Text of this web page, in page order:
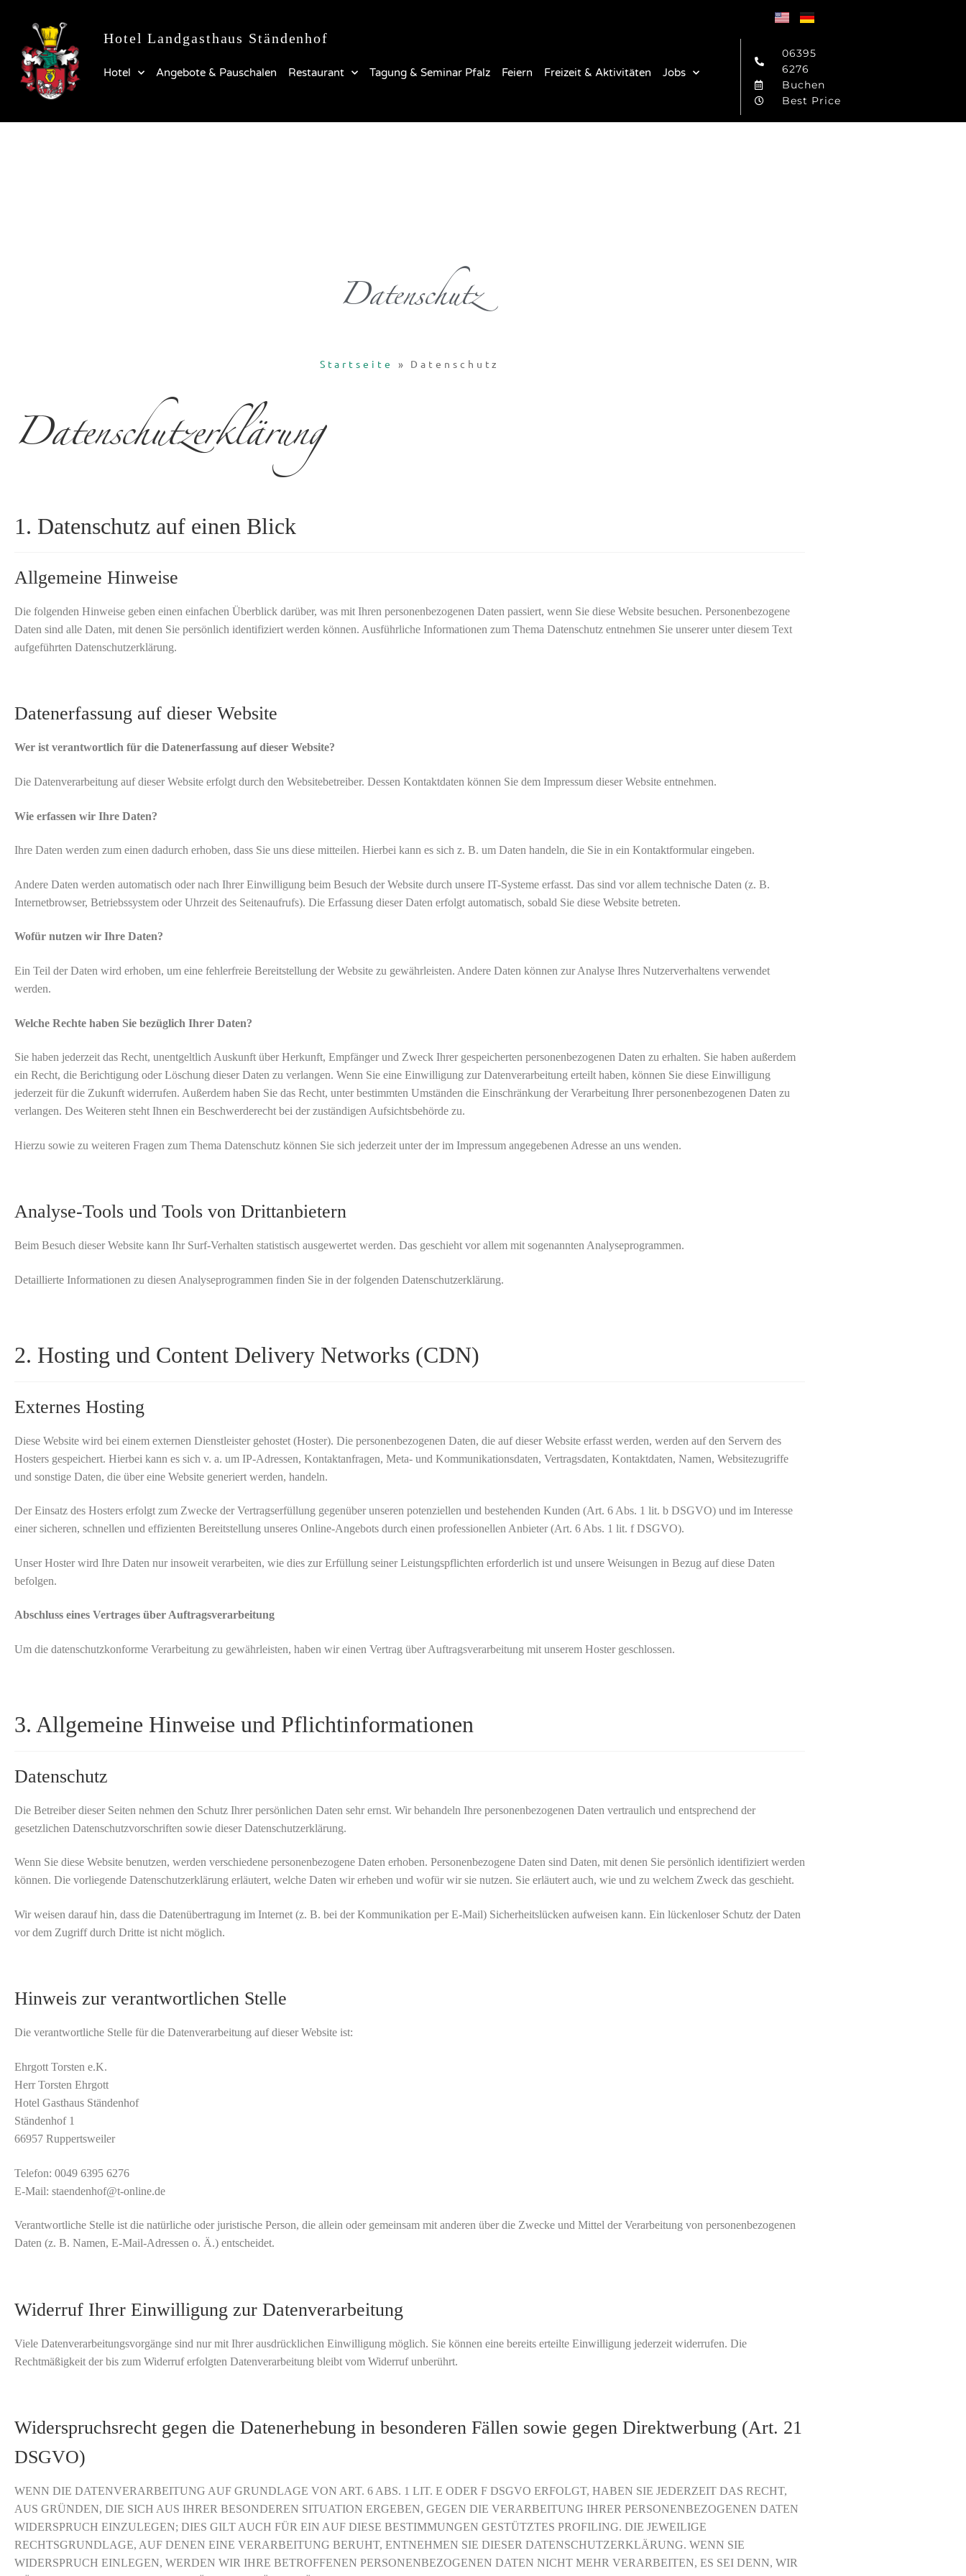
Hotel Landgasthaus Ständenhof
Hotel Angebote & Pauschalen Restaurant Tagung & Seminar Pfalz Feiern Freizeit & Aktivitäten Jobs
06395
6276
Buchen
Best Price
Datenschutz
Startseite » Datenschutz
Datenschutz­erklärung
1. Datenschutz auf einen Blick
Allgemeine Hinweise
Die folgenden Hinweise geben einen einfachen Überblick darüber, was mit Ihren personenbezogenen Daten passiert, wenn Sie diese Website besuchen. Personenbezogene
Daten sind alle Daten, mit denen Sie persönlich identifiziert werden können. Ausführliche Informationen zum Thema Datenschutz entnehmen Sie unserer unter diesem Text
aufgeführten Datenschutzerklärung.
Datenerfassung auf dieser Website
Wer ist verantwortlich für die Datenerfassung auf dieser Website?
Die Datenverarbeitung auf dieser Website erfolgt durch den Websitebetreiber. Dessen Kontaktdaten können Sie dem Impressum dieser Website entnehmen.
Wie erfassen wir Ihre Daten?
Ihre Daten werden zum einen dadurch erhoben, dass Sie uns diese mitteilen. Hierbei kann es sich z. B. um Daten handeln, die Sie in ein Kontaktformular eingeben.
Andere Daten werden automatisch oder nach Ihrer Einwilligung beim Besuch der Website durch unsere IT-Systeme erfasst. Das sind vor allem technische Daten (z. B.
Internetbrowser, Betriebssystem oder Uhrzeit des Seitenaufrufs). Die Erfassung dieser Daten erfolgt automatisch, sobald Sie diese Website betreten.
Wofür nutzen wir Ihre Daten?
Ein Teil der Daten wird erhoben, um eine fehlerfreie Bereitstellung der Website zu gewährleisten. Andere Daten können zur Analyse Ihres Nutzerverhaltens verwendet
werden.
Welche Rechte haben Sie bezüglich Ihrer Daten?
Sie haben jederzeit das Recht, unentgeltlich Auskunft über Herkunft, Empfänger und Zweck Ihrer gespeicherten personenbezogenen Daten zu erhalten. Sie haben außerdem
ein Recht, die Berichtigung oder Löschung dieser Daten zu verlangen. Wenn Sie eine Einwilligung zur Datenverarbeitung erteilt haben, können Sie diese Einwilligung
jederzeit für die Zukunft widerrufen. Außerdem haben Sie das Recht, unter bestimmten Umständen die Einschränkung der Verarbeitung Ihrer personenbezogenen Daten zu
verlangen. Des Weiteren steht Ihnen ein Beschwerderecht bei der zuständigen Aufsichtsbehörde zu.
Hierzu sowie zu weiteren Fragen zum Thema Datenschutz können Sie sich jederzeit unter der im Impressum angegebenen Adresse an uns wenden.
Analyse-Tools und Tools von Dritt­anbietern
Beim Besuch dieser Website kann Ihr Surf-Verhalten statistisch ausgewertet werden. Das geschieht vor allem mit sogenannten Analyseprogrammen.
Detaillierte Informationen zu diesen Analyseprogrammen finden Sie in der folgenden Datenschutzerklärung.
2. Hosting und Content Delivery Networks (CDN)
Externes Hosting
Diese Website wird bei einem externen Dienstleister gehostet (Hoster). Die personenbezogenen Daten, die auf dieser Website erfasst werden, werden auf den Servern des
Hosters gespeichert. Hierbei kann es sich v. a. um IP-Adressen, Kontaktanfragen, Meta- und Kommunikationsdaten, Vertragsdaten, Kontaktdaten, Namen, Websitezugriffe
und sonstige Daten, die über eine Website generiert werden, handeln.
Der Einsatz des Hosters erfolgt zum Zwecke der Vertragserfüllung gegenüber unseren potenziellen und bestehenden Kunden (Art. 6 Abs. 1 lit. b DSGVO) und im Interesse
einer sicheren, schnellen und effizienten Bereitstellung unseres Online-Angebots durch einen professionellen Anbieter (Art. 6 Abs. 1 lit. f DSGVO).
Unser Hoster wird Ihre Daten nur insoweit verarbeiten, wie dies zur Erfüllung seiner Leistungspflichten erforderlich ist und unsere Weisungen in Bezug auf diese Daten
befolgen.
Abschluss eines Vertrages über Auftragsverarbeitung
Um die datenschutzkonforme Verarbeitung zu gewährleisten, haben wir einen Vertrag über Auftragsverarbeitung mit unserem Hoster geschlossen.
3. Allgemeine Hinweise und Pflicht­informationen
Datenschutz
Die Betreiber dieser Seiten nehmen den Schutz Ihrer persönlichen Daten sehr ernst. Wir behandeln Ihre personenbezogenen Daten vertraulich und entsprechend der
gesetzlichen Datenschutzvorschriften sowie dieser Datenschutzerklärung.
Wenn Sie diese Website benutzen, werden verschiedene personenbezogene Daten erhoben. Personenbezogene Daten sind Daten, mit denen Sie persönlich identifiziert werden
können. Die vorliegende Datenschutzerklärung erläutert, welche Daten wir erheben und wofür wir sie nutzen. Sie erläutert auch, wie und zu welchem Zweck das geschieht.
Wir weisen darauf hin, dass die Datenübertragung im Internet (z. B. bei der Kommunikation per E-Mail) Sicherheitslücken aufweisen kann. Ein lückenloser Schutz der Daten
vor dem Zugriff durch Dritte ist nicht möglich.
Hinweis zur verantwortlichen Stelle
Die verantwortliche Stelle für die Datenverarbeitung auf dieser Website ist:
Ehrgott Torsten e.K.
Herr Torsten Ehrgott
Hotel Gasthaus Ständenhof
Ständenhof 1
66957 Ruppertsweiler
Telefon: 0049 6395 6276
E-Mail: staendenhof@t-online.de
Verantwortliche Stelle ist die natürliche oder juristische Person, die allein oder gemeinsam mit anderen über die Zwecke und Mittel der Verarbeitung von personenbezogenen
Daten (z. B. Namen, E-Mail-Adressen o. Ä.) entscheidet.
Widerruf Ihrer Einwilligung zur Datenverarbeitung
Viele Datenverarbeitungsvorgänge sind nur mit Ihrer ausdrücklichen Einwilligung möglich. Sie können eine bereits erteilte Einwilligung jederzeit widerrufen. Die
Rechtmäßigkeit der bis zum Widerruf erfolgten Datenverarbeitung bleibt vom Widerruf unberührt.
Widerspruchsrecht gegen die Datenerhebung in besonderen Fällen sowie gegen Direktwerbung (Art. 21
DSGVO)
WENN DIE DATENVERARBEITUNG AUF GRUNDLAGE VON ART. 6 ABS. 1 LIT. E ODER F DSGVO ERFOLGT, HABEN SIE JEDERZEIT DAS RECHT,
AUS GRÜNDEN, DIE SICH AUS IHRER BESONDEREN SITUATION ERGEBEN, GEGEN DIE VERARBEITUNG IHRER PERSONENBEZOGENEN DATEN
WIDERSPRUCH EINZULEGEN; DIES GILT AUCH FÜR EIN AUF DIESE BESTIMMUNGEN GESTÜTZTES PROFILING. DIE JEWEILIGE
RECHTSGRUNDLAGE, AUF DENEN EINE VERARBEITUNG BERUHT, ENTNEHMEN SIE DIESER DATENSCHUTZERKLÄRUNG. WENN SIE
WIDERSPRUCH EINLEGEN, WERDEN WIR IHRE BETROFFENEN PERSONENBEZOGENEN DATEN NICHT MEHR VERARBEITEN, ES SEI DENN, WIR